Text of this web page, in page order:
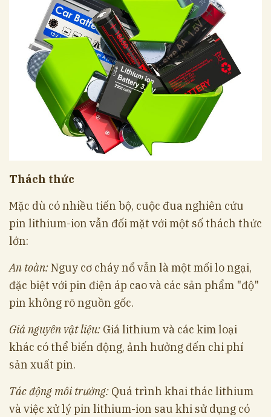
Thách thức
Mặc dù có nhiều tiến bộ, cuộc đua nghiên cứu
pin lithium-ion vẫn đối mặt với một số thách thức
lớn:
An toàn:Nguy cơ cháy nổ vẫn là một mối lo ngại,
đặc biệt với pin điện áp cao và các sản phẩm "độ"
pin không rõ nguồn gốc.
Giá nguyên vật liệu: Giá lithium và các kim loại
khác có thể biến động, ảnh hưởng đến chi phí
sản xuất pin.
Tác động môi trường: Quá trình khai thác lithium
và việc xử lý pin lithium-ion sau khi sử dụng có